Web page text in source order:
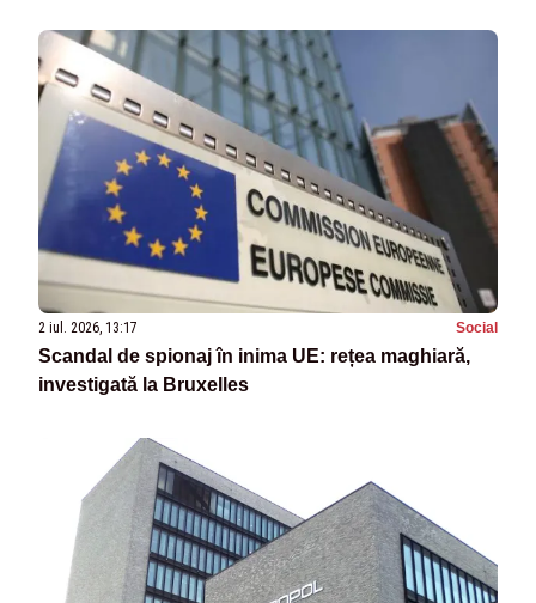
2 iul. 2026, 13:17 Social
Scandal de spionaj în inima UE: rețea maghiară,
investigată la Bruxelles